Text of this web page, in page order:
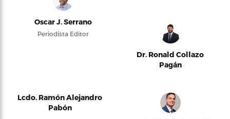
Oscar J. Serrano
Periodista Editor
Dr. Ronald Collazo
Pagán
Lcdo. Ramón Alejandro
Pabón